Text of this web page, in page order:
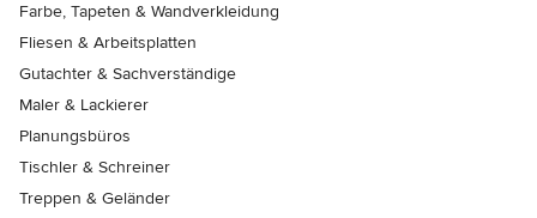
Farbe, Tapeten & Wandverkleidung
Fliesen & Arbeitsplatten
Gutachter & Sachverständige
Maler & Lackierer
Planungsbüros
Tischler & Schreiner
Treppen & Geländer